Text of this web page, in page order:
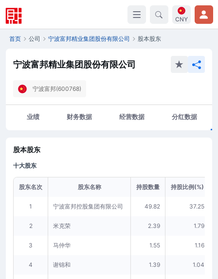
CNY
首页 公司 宁波富邦精业集团股份有限公司 股本股东
宁波富邦精业集团股份有限公司
宁波富邦(600768)
业绩 财务数据 经营数据 分红数据
股本股东
十大股东
股东名次 股东名称 持股数量 持股比例(%)
1 宁波富邦控股集团有限公司 49.82 37.25
2 米克荣 2.39 1.79
3 马仲华 1.55 1.16
4 谢锦和 1.39 1.04